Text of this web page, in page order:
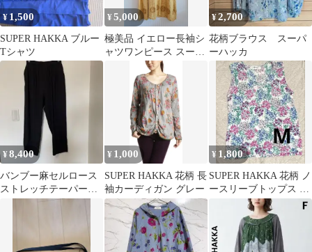
¥ 1,500
SUPER HAKKA ブルー
Tシャツ
¥5,000
極美品 イエロー長袖シ
ャツワンピース スーパ
ーハッカ F
¥2,700
花柄ブラウス スーパ
ーハッカ
¥8,400
バンブー麻セルロース
ストレッチテーパード
パンツ スーパーハッ
¥ 1,000
SUPER HAKKA 花柄 長
袖カーディガン グレー
¥ 1,800
SUPER HAKKA 花柄 ノ
ースリーブトップス カ
ットソー Mサイズ